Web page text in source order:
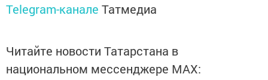
Telegram-канале Татмедиа
Читайте новости Татарстана в
национальном мессенджере MАХ: